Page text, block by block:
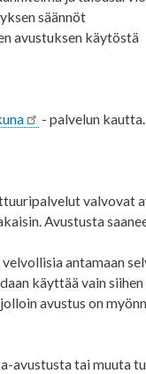
säännöt
avustuksen käytöstä
- palvelun kautta.
valvovat
Avustusta
antamaan
käyttää vain
avustus on
avustusta tai muuta